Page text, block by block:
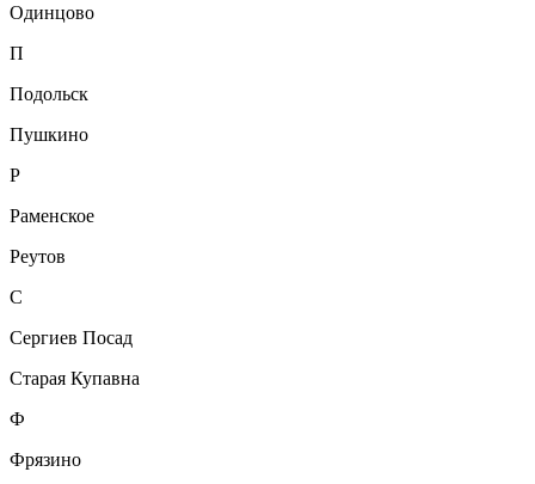
Одинцово
П
Подольск
Пушкино
Р
Раменское
Реутов
С
Сергиев Посад
Старая Купавна
Ф
Фрязино